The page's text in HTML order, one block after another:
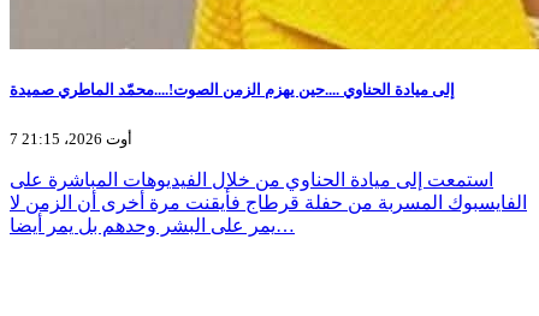
إلى ميادة الحناوي ....حين يهزم الزمن الصوت!....محمّد الماطري صميدة
7 أوت 2026، 21:15
استمعت إلى ميادة الحناوي من خلال الفيديوهات المباشرة على
الفايسبوك المسربة من حفلة قرطاج فأيقنت مرة أخرى أن الزمن لا
يمر على البشر وحدهم بل يمر أيضا…